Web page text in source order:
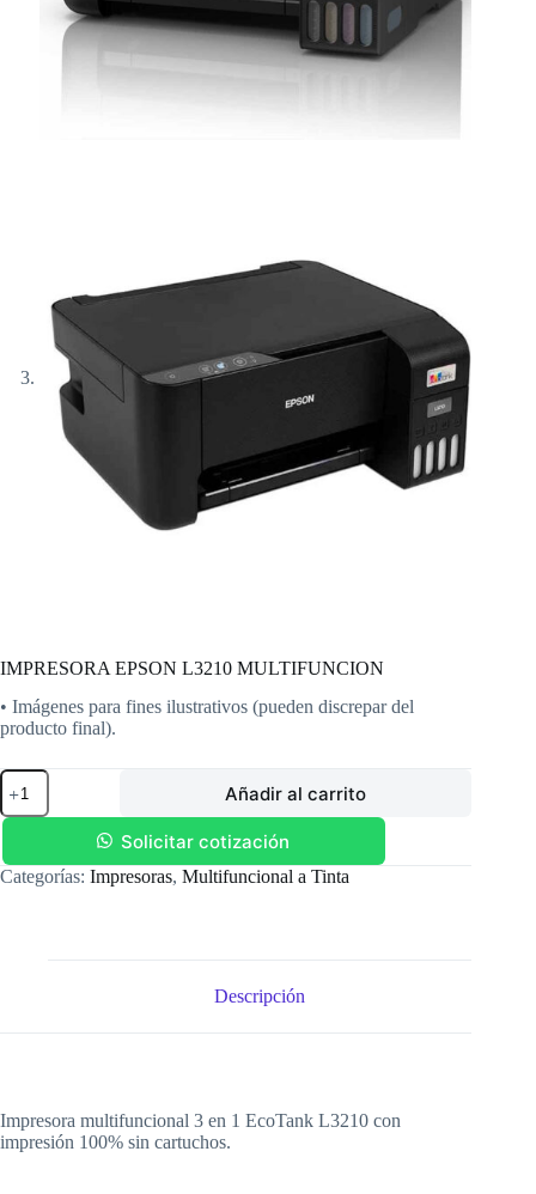
IMPRESORA EPSON L3210 MULTIFUNCION
• Imágenes para fines ilustrativos (pueden discrepar del
producto final).
IMPRESORA
EPSON
L3210
MULTIFUNCION
cantidad
Añadir al carrito
Solicitar cotización
Categorías: Impresoras, Multifuncional a Tinta
Descripción
Impresora multifuncional 3 en 1 EcoTank L3210 con
impresión 100% sin cartuchos.